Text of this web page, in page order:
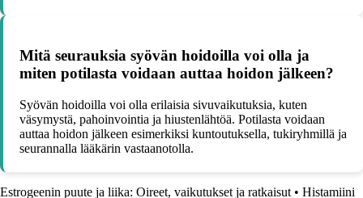
Mitä seurauksia syövän hoidoilla voi olla ja
miten potilasta voidaan auttaa hoidon jälkeen?
Syövän hoidoilla voi olla erilaisia sivuvaikutuksia, kuten
väsymystä, pahoinvointia ja hiustenlähtöä. Potilasta voidaan
auttaa hoidon jälkeen esimerkiksi kuntoutuksella, tukiryhmillä ja
seurannalla lääkärin vastaanotolla.
Estrogeenin puute ja liika: Oireet, vaikutukset ja ratkaisut • Histamiini